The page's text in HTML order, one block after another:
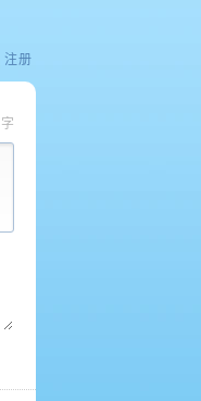
注册
字